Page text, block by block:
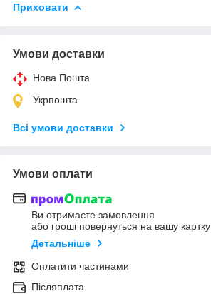
Приховати
Умови доставки
Нова Пошта
Укрпошта
Всі умови доставки
Умови оплати
Ви отримаєте замовлення
або гроші повернуться на вашу картку
Детальніше
Оплатити частинами
Післяплата